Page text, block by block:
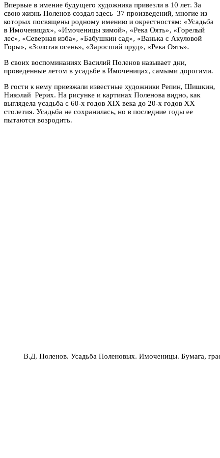
Впервые в имение будущего художника привезли в 10 лет. За
свою жизнь Поленов создал здесь 37 произведений, многие из
которых посвящены родному имению и окрестностям: «Усадьба
в Имоченицах», «Имоченицы зимой», «Река Оять», «Горелый
лес», «Северная изба», «Бабушкин сад», «Ванька с Акуловой
Горы», «Золотая осень», «Заросший пруд», «Река Оять».
В своих воспоминаниях Василий Поленов называет дни,
проведенные летом в усадьбе в Имоченицах, самыми дорогими.
В гости к нему приезжали известные художники Репин, Шишкин,
Николай Рерих. На рисунке и картинах Поленова видно, как
выглядела усадьба с 60-х годов XIX века до 20-х годов XX
столетия. Усадьба не сохранилась, но в последние годы ее
пытаются возродить.
В.Д. Поленов. Усадьба Поленовых. Имоченицы. Бумага,